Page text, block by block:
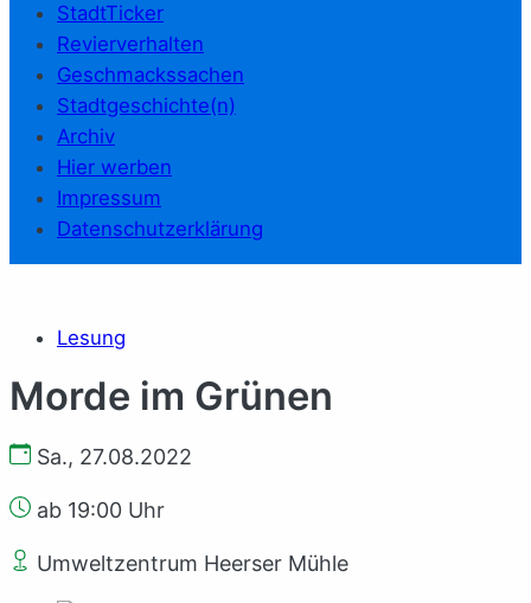
StadtTicker
Revierverhalten
Geschmackssachen
Stadtgeschichte(n)
Archiv
Hier werben
Impressum
Datenschutzerklärung
Lesung
Morde im Grünen
Sa., 27.08.2022
ab 19:00 Uhr
Umweltzentrum Heerser Mühle